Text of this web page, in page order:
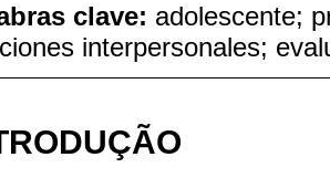
clave: adolescente;
interpersonales;